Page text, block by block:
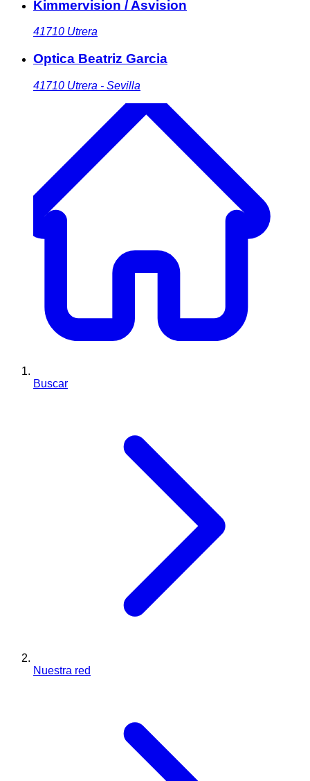
Kimmervision / Asvision
41710 Utrera
Optica Beatriz Garcia
41710 Utrera - Sevilla
Buscar
Nuestra red